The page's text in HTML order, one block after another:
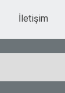
İletişim